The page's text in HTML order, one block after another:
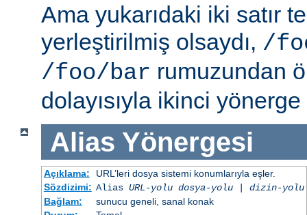
Ama yukarıdaki iki satır
yerleştirilmiş olsaydı, /
/foo/bar rumuzundan
dolayısıyla ikinci yönerge
Alias Yönergesi
Açıklama:
URL’leri dosya sistemi konumlarıyla eşler.
Sözdizimi: Alias URL-yolu dosya-yolu| dizin-yolu
Bağlam:
sunucu geneli, sanal konak